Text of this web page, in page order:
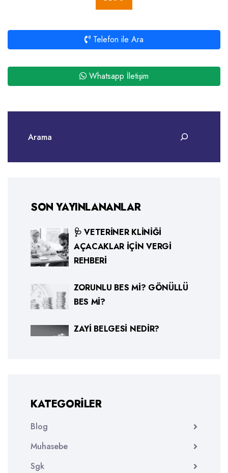
Telefon ile Ara
Whatsapp İletişim
SON YAYINLANANLAR
🩺 VETERINER KLINIĞI
AÇACAKLAR İÇIN VERGI
REHBERI
ZORUNLU BES MI? GÖNÜLLÜ
BES MI?
ZAYI BELGESI NEDIR?
KATEGORILER
Blog
Muhasebe
Sgk